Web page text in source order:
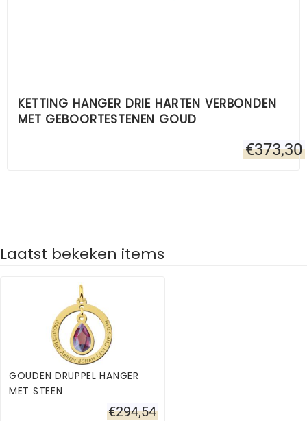
KETTING HANGER DRIE HARTEN VERBONDEN
MET GEBOORTESTENEN GOUD
€373,30
Laatst bekeken items
GOUDEN DRUPPEL HANGER
MET STEEN
€294,54